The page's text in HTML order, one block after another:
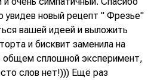
увидев новый рецепт " Фрезье"
вашей идеей и выложить
и бисквит заменила на
общем сплошной эксперимент,
слов нет!))) Ещё раз